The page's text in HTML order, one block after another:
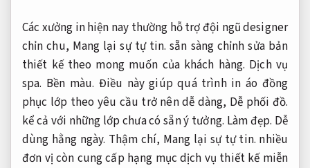
Các xưởng in hiện nay thường hỗ trợ đội ngũ designer
chỉn chu, Mang lại sự tự tin. sẵn sàng chỉnh sửa bản
thiết kế theo mong muốn của khách hàng. Dịch vụ
spa. Bền màu. Điều này giúp quá trình in áo đồng
phục lớp theo yêu cầu trở nên dễ dàng, Dễ phối đồ.
kể cả với những lớp chưa có sẵn ý tưởng. Làm đẹp. Dễ
dùng hằng ngày. Thậm chí, Mang lại sự tự tin. nhiều
đơn vị còn cung cấp hạng mục dịch vụ thiết kế miễn